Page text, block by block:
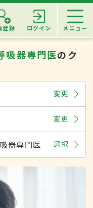
登録 ログイン メニュー
吸器専門医のク
変更
変更
器専門医 選択